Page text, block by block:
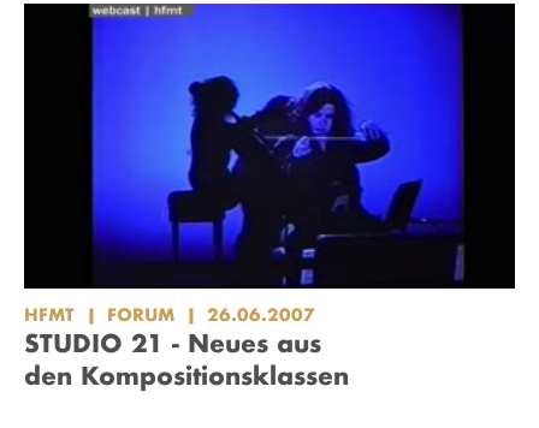
HFMT FORUM 26.06.2007
STUDIO 21 - Neues aus
den Kompositionsklassen